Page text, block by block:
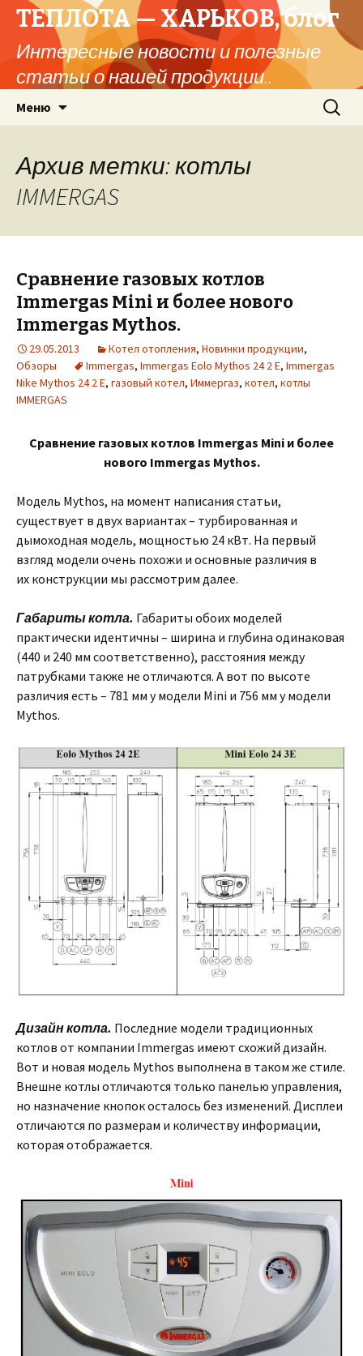
ТЕПЛОТА — ХАРЬКОВ, блог
Интересные новости и полезные
статьи о нашей продукции..
Меню Найти:
Архив метки: котлы
IMMERGAS
Сравнение газовых котлов
Immergas Mini и более нового
Immergas Mythos.
29.05.2013 Котел отопления, Новинки продукции,
Обзоры
Immergas, Immergas Eolo Mythos 24 2 E, Immergas
Nike Mythos 24 2 E, газовый котел, Иммергаз, котел, котлы
IMMERGAS
Сравнение газовых котлов Immergas Mini и более
нового Immergas Mythos.
Модель Mythos, на момент написания статьи,
существует в двух вариантах – турбированная и
дымоходная модель, мощностью 24 кВт. На первый
взгляд модели очень похожи и основные различия в
их конструкции мы рассмотрим далее.
Габариты котла. Габариты обоих моделей
практически идентичны – ширина и глубина одинаковая
(440 и 240 мм соответственно), расстояния между
патрубками также не отличаются. А вот по высоте
различия есть – 781 мм у модели Mini и 756 мм у модели
Mythos.
Дизайн котла. Последние модели традиционных
котлов от компании Immergas имеют схожий дизайн.
Вот и новая модель Mythos выполнена в таком же стиле.
Внешне котлы отличаются только панелью управления,
но назначение кнопок осталось без изменений. Дисплеи
отличаются по размерам и количеству информации,
которая отображается.